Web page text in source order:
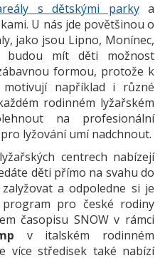
s dětskými parkya
U nás jde povětšinou o
jako jsou Lipno, Monínec,
budou mít děti možnost
formou, protože k
například i různé
rodinném lyžařském
na profesionální
lyžování umí nadchnout.
centrech nabízejí
děti přímo na svahu do
a odpoledne si je
program pro české rodiny
časopisu SNOW v rámci
v italském rodinném
více středisek také nabízí